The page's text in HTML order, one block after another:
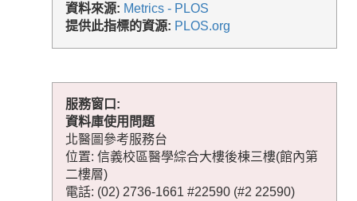
資料來源: Metrics - PLOS
提供此指標的資源: PLOS.org
服務窗口:
資料庫使用問題
北醫圖參考服務台
位置: 信義校區醫學綜合大樓後棟三樓(館內第
二樓層)
電話: (02) 2736-1661 #22590 (#2 22590)